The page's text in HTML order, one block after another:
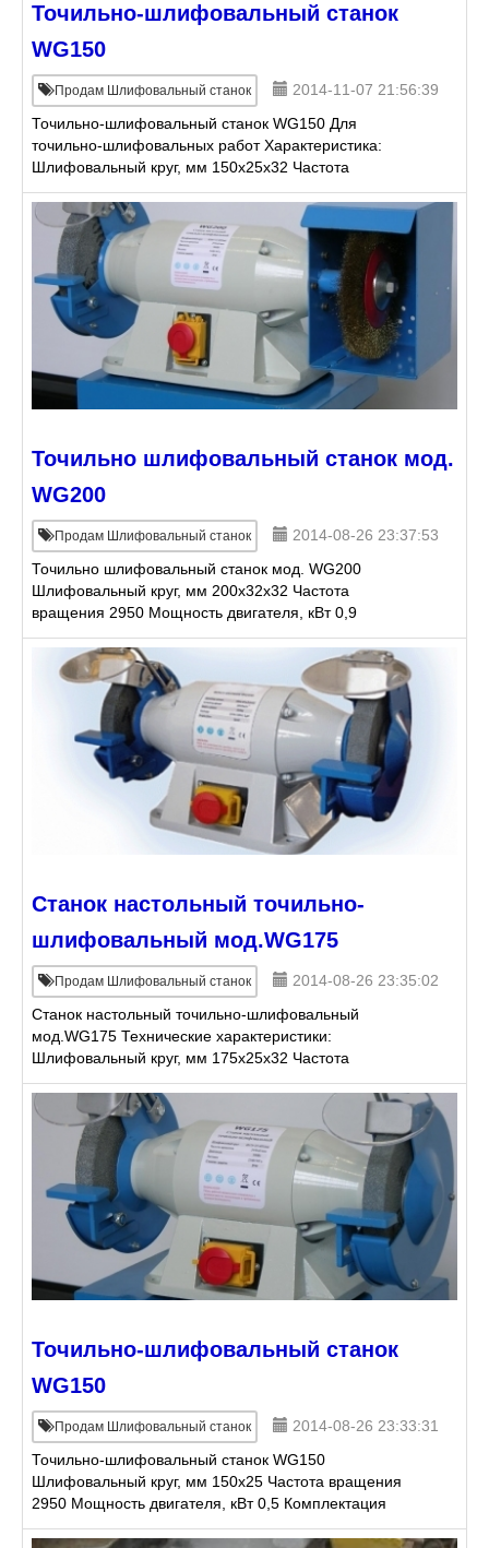
Точильно-шлифовальный станок
WG150
Продам Шлифовальный станок
2014-11-07 21:56:39
Точильно-шлифовальный станок WG150 Для
точильно-шлифовальных работ Характеристика:
Шлифовальный круг, мм 150x25x32 Частота
вращения 2950 Мощность двигателя, кВт 0,5 Цена 5
428 руб. (уточняетс
Точильно шлифовальный станок мод.
WG200
Продам Шлифовальный станок
2014-08-26 23:37:53
Точильно шлифовальный станок мод. WG200
Шлифовальный круг, мм 200x32x32 Частота
вращения 2950 Мощность двигателя, кВт 0,9
Габариты в упаковке, мм 540х300х340 Вес нетто, кг
28 Комплекта
Станок настольный точильно-
шлифовальный мод.WG175
Продам Шлифовальный станок
2014-08-26 23:35:02
Станок настольный точильно-шлифовальный
мод.WG175 Технические характеристики:
Шлифовальный круг, мм 175x25x32 Частота
вращения 2950 Мощность двигателя, кВт 0,5
Точильно-шлифовальный станок
WG150
Продам Шлифовальный станок
2014-08-26 23:33:31
Точильно-шлифовальный станок WG150
Шлифовальный круг, мм 150x25 Частота вращения
2950 Мощность двигателя, кВт 0,5 Комплектация
Руководство по эксплуатации